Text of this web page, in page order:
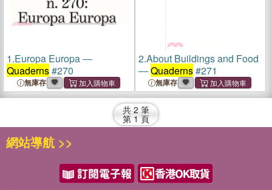
1.Europa Europa ―
Quaderns#270
無庫存
2.About Buildings and Food
―Quaderns#271
無庫存
共 2 筆
第 1 頁
網站導航 >>